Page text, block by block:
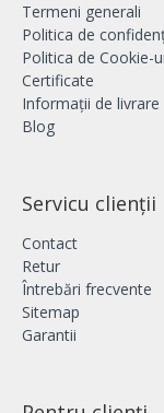
Termeni generali
Politica de
Politica de Cookie-
Certificate
Informații de livrare
Blog
Servicu clienții
Contact
Retur
Întrebări frecvente
Sitemap
Garantii